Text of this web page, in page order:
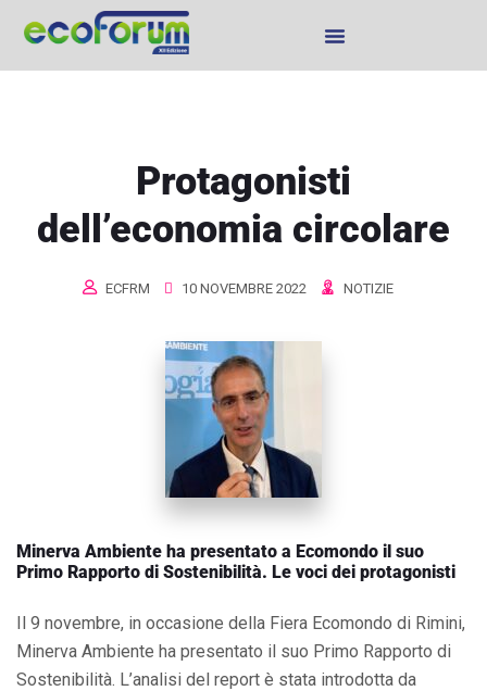
Protagonisti
dell’economia circolare
ECFRM 10 NOVEMBRE 2022 NOTIZIE
Minerva Ambiente ha presentato a Ecomondo il suo
Primo Rapporto di Sostenibilità. Le voci dei protagonisti
Il 9 novembre, in occasione della Fiera Ecomondo di Rimini,
Minerva Ambiente ha presentato il suo Primo Rapporto di
Sostenibilità. L’analisi del report è stata introdotta da